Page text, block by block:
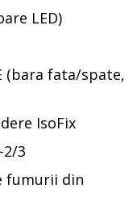
LED)
(bara fata/spate,
IsoFix
3
fumurii din